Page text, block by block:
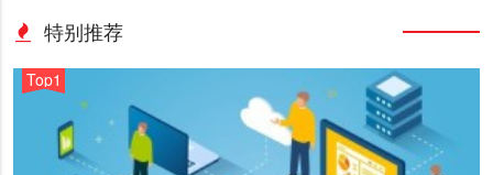
特别推荐
Top1